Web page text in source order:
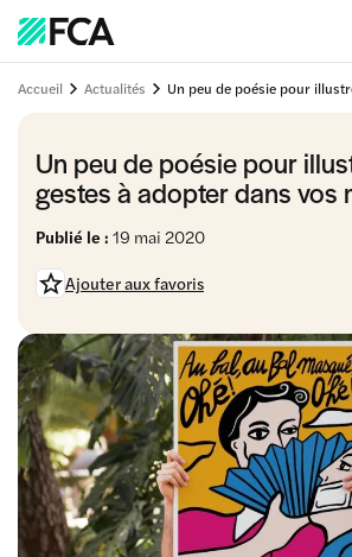
Accueil Actualités
Un peu de poésie pour
gestes à adopter dans vos
Publié le : 19 mai 2020
Ajouter aux favoris